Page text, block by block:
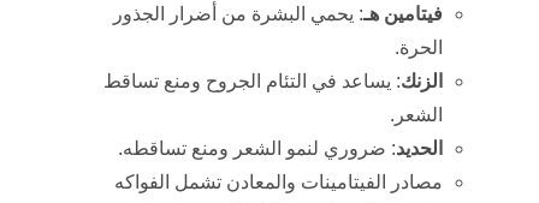
فيتامين هـ: يحمي البشرة من أضرار الجذور
الحرة.
الزنك: يساعد في التئام الجروح ومنع تساقط
الشعر.
الحديد: ضروري لنمو الشعر ومنع تساقطه.
مصادر الفيتامينات والمعادن تشمل الفواكه